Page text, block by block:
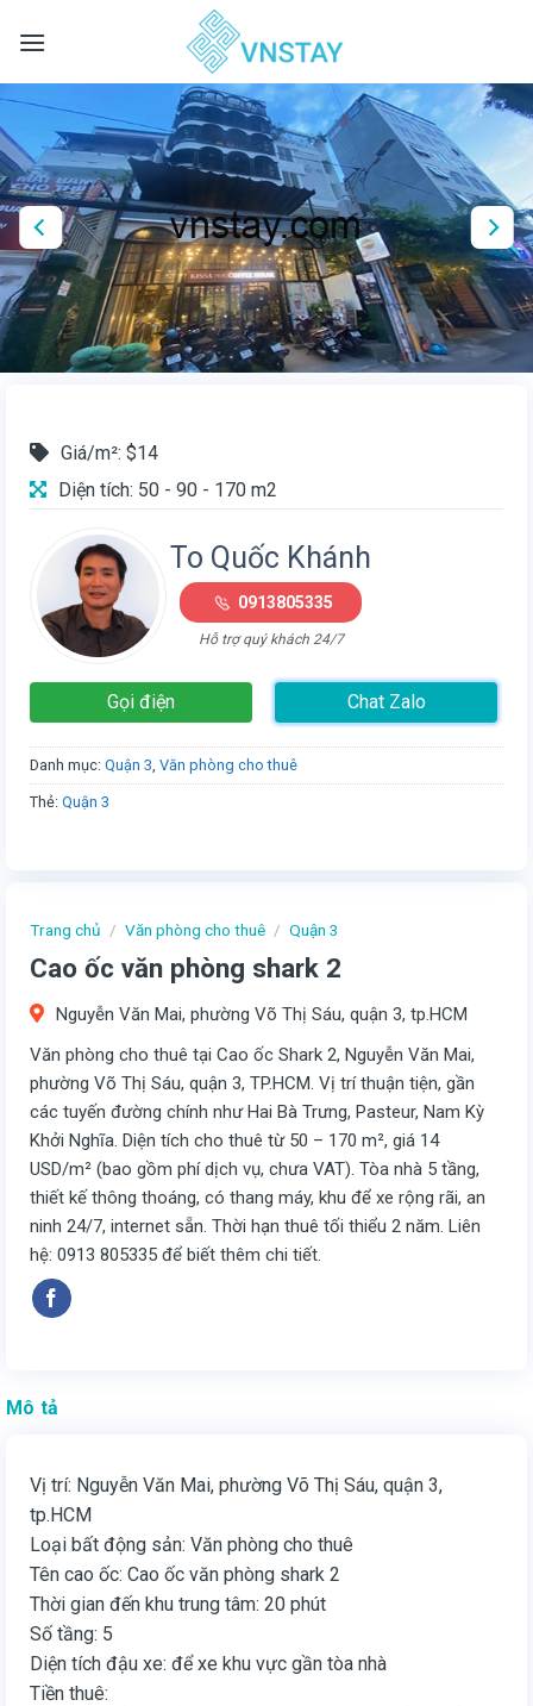
Trang chủ / Văn phòng cho thuê / Quận 3
Cao ốc văn phòng shark 2
Nguyễn Văn Mai, phường Võ Thị Sáu, quận 3, tp.HCM
Văn phòng cho thuê tại Cao ốc Shark 2, Nguyễn Văn Mai,
phường Võ Thị Sáu, quận 3, TP.HCM. Vị trí thuận tiện, gần
các tuyến đường chính như Hai Bà Trưng, Pasteur, Nam Kỳ
Khởi Nghĩa. Diện tích cho thuê từ 50 – 170 m², giá 14
USD/m² (bao gồm phí dịch vụ, chưa VAT). Tòa nhà 5 tầng,
thiết kế thông thoáng, có thang máy, khu để xe rộng rãi, an
ninh 24/7, internet sẵn. Thời hạn thuê tối thiểu 2 năm. Liên
hệ: 0913 805335 để biết thêm chi tiết.
Giá/m²: $14
Diện tích: 50 - 90 - 170 m2
To Quốc Khánh
0913805335
Hỗ trợ quý khách 24/7
Gọi điện Chat Zalo
Danh mục: Quận 3 Văn phòng cho thuê
Thẻ: Quận 3
Mô tả
Vị trí: Nguyễn Văn Mai, phường Võ Thị Sáu, quận 3,
tp.HCM
Loại bất động sản: Văn phòng cho thuê
Tên cao ốc: Cao ốc văn phòng shark 2
Thời gian đến khu trung tâm: 20 phút
Số tầng: 5
Diện tích đậu xe: để xe khu vực gần tòa nhà
Tiền thuê: